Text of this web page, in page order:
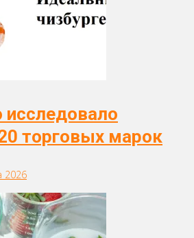
исследовало
торговых марок
2026